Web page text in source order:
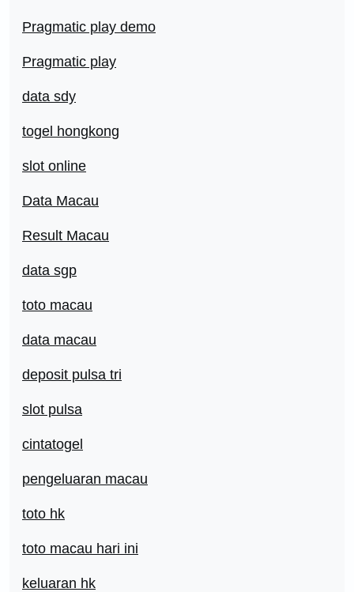
Pragmatic play demo
Pragmatic play
data sdy
togel hongkong
slot online
Data Macau
Result Macau
data sgp
toto macau
data macau
deposit pulsa tri
slot pulsa
cintatogel
pengeluaran macau
toto hk
toto macau hari ini
keluaran hk